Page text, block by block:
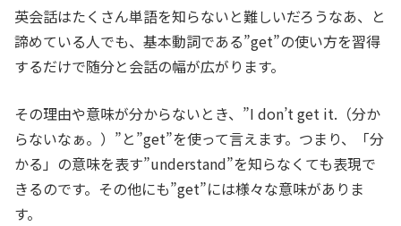
英会話はたくさん単語を知らないと難しいだろうなあ、と
諦めている人でも、基本動詞である”get”の使い方を習得
するだけで随分と会話の幅が広がります。
その理由や意味が分からないとき、”I don’t get it.（分か
らないなぁ。）”と”get”を使って言えます。つまり、「分
かる」の意味を表す”understand”を知らなくても表現で
きるのです。その他にも”get”には様々な意味がありま
す。